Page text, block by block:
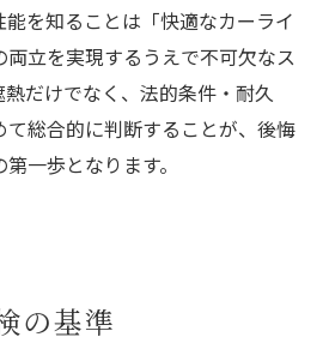
を知ることは「快適なカーライ
両立を実現するうえで不可欠なス
だけでなく、法的条件・耐久
総合的に判断することが、後悔
一歩となります。
の基準